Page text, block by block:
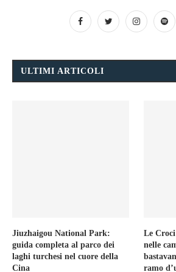
ULTIMI ARTICOLI
Jiuzhaigou National Park:
guida completa al parco dei
laghi turchesi nel cuore della
Cina
Le
nelle
ramo